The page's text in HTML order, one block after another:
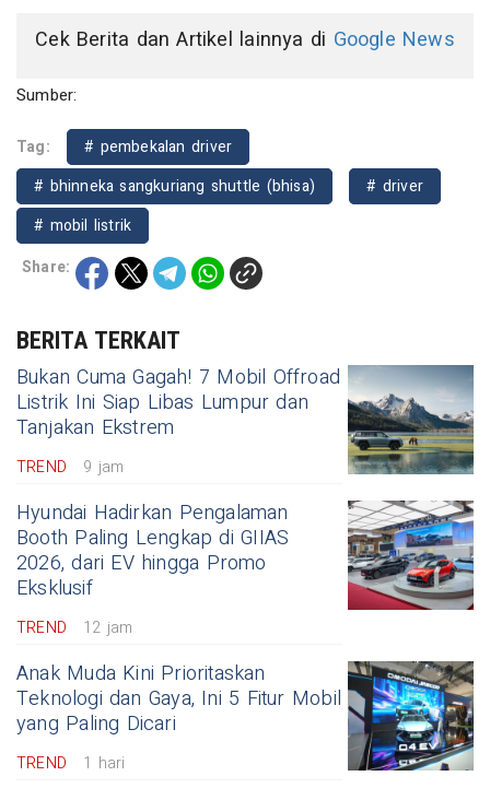
Cek Berita dan Artikel lainnya di Google News
Sumber:
Tag:
# pembekalan driver
# bhinneka sangkuriang shuttle (bhisa)
# driver
# mobil listrik
Share:
BERITA TERKAIT
Bukan Cuma Gagah! 7 Mobil Offroad
Listrik Ini Siap Libas Lumpur dan
Tanjakan Ekstrem
TREND 9 jam
Hyundai Hadirkan Pengalaman
Booth Paling Lengkap di GIIAS
2026, dari EV hingga Promo
Eksklusif
TREND 12 jam
Anak Muda Kini Prioritaskan
Teknologi dan Gaya, Ini 5 Fitur Mobil
yang Paling Dicari
TREND 1 hari